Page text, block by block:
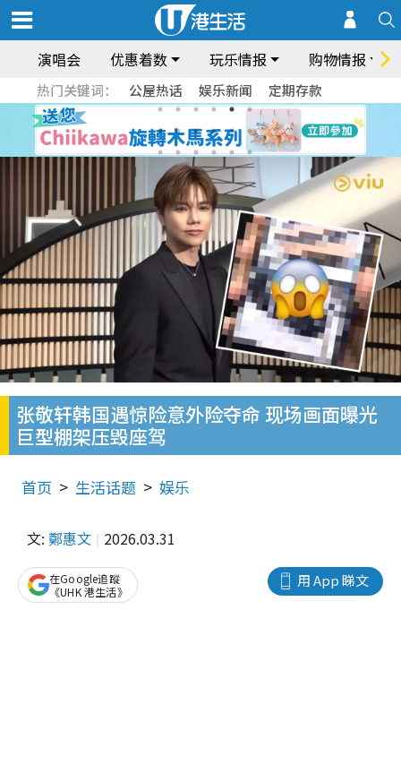
演唱会 优惠着数 玩乐情报 购物情报
热门关键词： 公屋热话 娱乐新闻 定期存款
张敬轩韩国遇惊险意外险夺命 现场画面曝光
巨型棚架压毁座驾
首页 生活话题 娱乐
文: 鄭惠文 2026.03.31
用 App 睇文
在Google追蹤
《UHK 港生活》